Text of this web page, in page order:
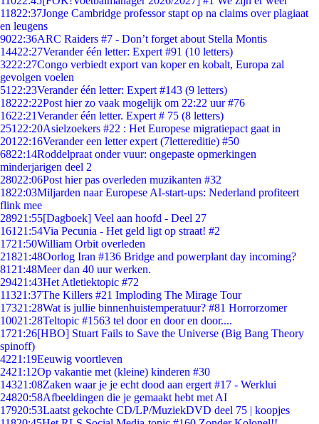
11822:37Jonge Cambridge professor stapt op na claims over plagiaat
en leugens
9022:36ARC Raiders #7 - Don’t forget about Stella Montis
14422:27Verander één letter: Expert #91 (10 letters)
3222:27Congo verbiedt export van koper en kobalt, Europa zal
gevolgen voelen
51 22:23Verander één letter: Expert #143 (9 letters)
18222:22Post hier zo vaak mogelijk om 22:22 uur #76
1622:21Verander één letter. Expert # 75 (8 letters)
251 22:20Asielzoekers #22 : Het Europese migratiepact gaat in
201 22:16Verander een letter expert (7lettereditie) #50
6822:14Roddelpraat onder vuur: ongepaste opmerkingen
minderjarigen deel 2
28022:06Post hier pas overleden muzikanten #32
1822:03Miljarden naar Europese AI-start-ups: Nederland profiteert
flink mee
28921:55[Dagboek] Veel aan hoofd - Deel 27
161 21:54Via Pecunia - Het geld ligt op straat! #2
1721:50William Orbit overleden
21821:48Oorlog Iran #136 Bridge and powerplant day incoming?
81 21:48Meer dan 40 uur werken.
29421:43Het Atletiektopic #72
11321:37The Killers #21 Imploding The Mirage Tour
17321:28Wat is jullie binnenhuistemperatuur? #81 Horrorzomer
10021:28Teltopic #1563 tel door en door en door....
1721:26[HBO] Stuart Fails to Save the Universe (Big Bang Theory
spinoff)
4221:19Eeuwig voortleven
2421:12Op vakantie met (kleine) kinderen #30
14321:08Zaken waar je je echt dood aan ergert #17 - Werklui
24820:58Afbeeldingen die je gemaakt hebt met AI
17920:53Laatst gekochte CD/LP/MuziekDVD deel 75 | koopjes